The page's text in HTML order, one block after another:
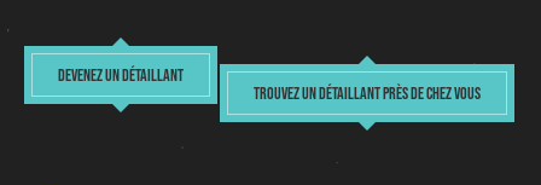
DEVENEZ UN DÉTAILLANT
TROUVEZ UN DÉTAILLANT PRÈS DE CHEZ VOUS